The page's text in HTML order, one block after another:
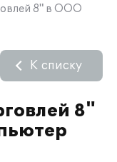
8" в ООО
8"
К списку